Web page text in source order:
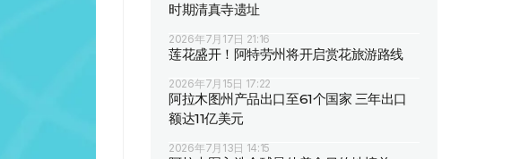
时期清真寺遗址
2026年7月17日 21:16
莲花盛开！阿特劳州将开启赏花旅游路线
2026年7月15日 17:22
阿拉木图州产品出口至61个国家 三年出口
额达11亿美元
2026年7月13日 14:15